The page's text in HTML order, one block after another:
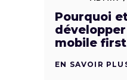
Pourquoi
mobile
EN SAVOIR